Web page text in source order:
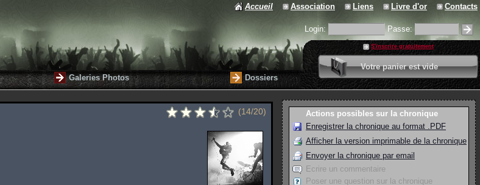
Accueil Association Liens Livre d'or Contacts
Login: Passe:
S'inscrire gratuitement
Votre panier est vide
0 article
Valider votre panier
Galeries Photos Dossiers
(14/20)
Actions possibles sur la chronique
Enregistrer la chronique au format .PDF
Afficher la version imprimable de la chronique
Envoyer la chronique par email
Ecrire un commentaire
Poser une question sur la chronique